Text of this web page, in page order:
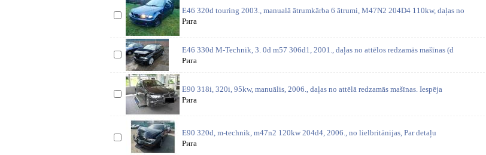
E46 320d touring 2003., manualā ātrumkārba 6 ātrumi, M47N2 204D4 110kw, daļas no
Рига
E46 330d M-Technik, 3. 0d m57 306d1, 2001., daļas no attēlos redzamās mašīnas (d
Рига
E90 318i, 320i, 95kw, manuālis, 2006., daļas no attēlā redzamās mašīnas. Iespēja
Рига
E90 320d, m-technik, m47n2 120kw 204d4, 2006., no lielbritānijas, Par detaļu
Рига